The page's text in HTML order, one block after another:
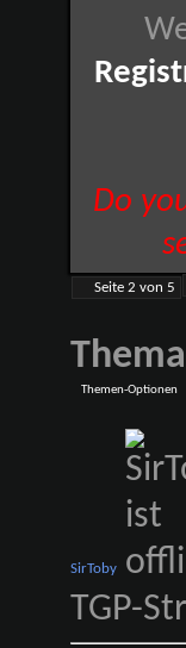
Do
Seite 2 von 5
Themen-Optionen
SirToby
TGP-